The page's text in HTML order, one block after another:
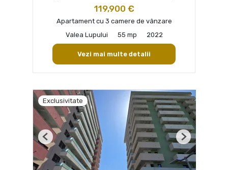
119,900 €
Apartament cu 3 camere de vânzare
Valea Lupului
55 mp 2022
Vezi mai multe detalii
Exclusivitate
Previous Next